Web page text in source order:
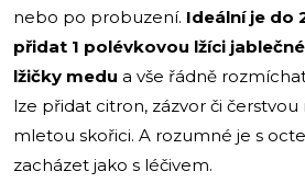
nebo po probuzení. Ideální je do
přidat 1 polévkovou lžíci
lžičky medu a vše řádně
lze přidat citron, zázvor či
mletou skořici. A rozumné je s
zacházet jako s léčivem.